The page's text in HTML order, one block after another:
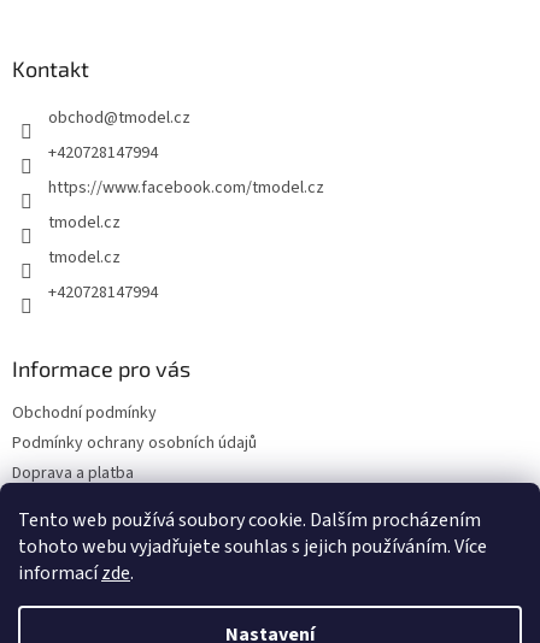
Tento web používá soubory cookie. Dalším procházením
tohoto webu vyjadřujete souhlas s jejich používáním. Více
informacízde.
Nastavení
Kontakt
obchod@tmodel.cz
+420728147994
https://www.facebook.com/tmodel.cz
tmodel.cz
tmodel.cz
+420728147994
Informace pro vás
Obchodní podmínky
Podmínky ochrany osobních údajů
Doprava a platba
Kontakty